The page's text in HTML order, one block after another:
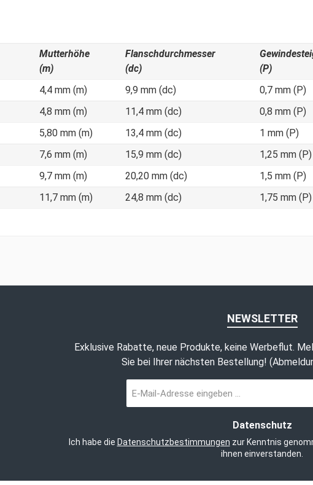
Mutterhöhe
(m)
Flanschdurchmesser
(dc)
(P)
4,4 mm (m) 9,9 mm (dc) 0,7 mm (P)
4,8 mm (m) 11,4 mm (dc) 0,8 mm (P)
5,80 mm (m) 13,4 mm (dc) 1 mm (P)
7,6 mm (m) 15,9 mm (dc) 1,25 mm (P)
9,7 mm (m) 20,20 mm (dc) 1,5 mm (P)
11,7 mm (m) 24,8 mm (dc) 1,75 mm (P)
NEWSLETTER
Exklusive Rabatte, neue Produkte, keine Werbeflut.
Sie bei Ihrer nächsten Bestellung!
Mail-
Datenschutz
Ich habe die Datenschutzbestimmungen zur Kenntnis
ihnen einverstanden.